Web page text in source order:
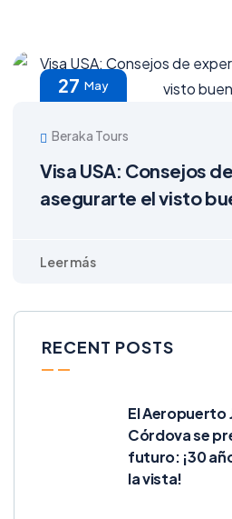
27 May
Beraka Tours
Visa USA: Consejos
asegurarte el visto
RECENT POSTS
El Aeropuerto
Córdova se
futuro: ¡30
la vista!